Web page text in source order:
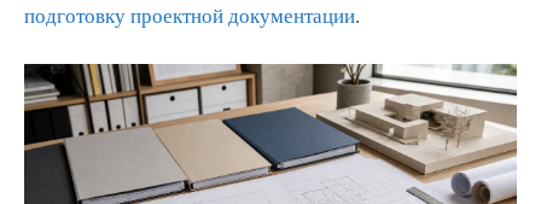
подготовку проектной документации.